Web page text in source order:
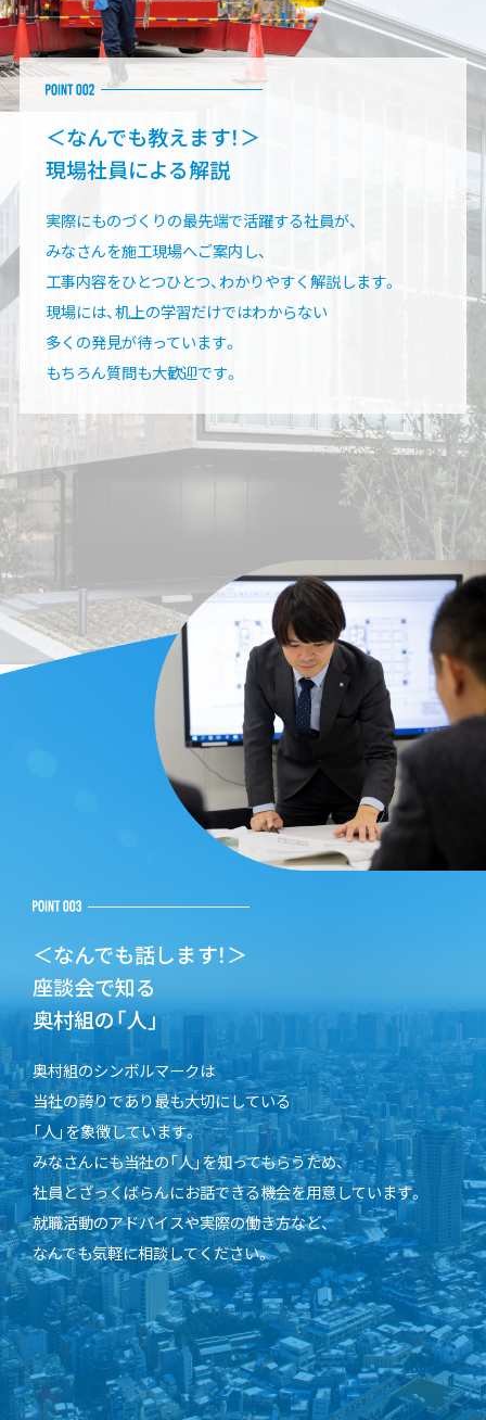
＜なんでも教えます！＞
現場社員による解説
実際にものづくりの最先端で活躍する社員が、
みなさんを施工現場へご案内し、
工事内容をひとつひとつ、わかりやすく解説します。
現場には、机上の学習だけではわからない
多くの発見が待っています。
もちろん質問も大歓迎です。
＜なんでも話します！＞
座談会で知る
奥村組の「人」
奥村組のシンボルマークは
当社の誇りであり最も大切にしている
「人」を象徴しています。
みなさんにも当社の「人」を知ってもらうため、
社員とざっくばらんにお話できる機会を用意しています。
就職活動のアドバイスや実際の働き方など、
なんでも気軽に相談してください。